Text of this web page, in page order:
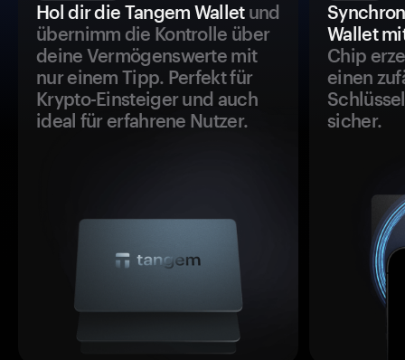
Hol dir die Tangem Walletund
übernimm die Kontrolle über
deine Vermögenswerte mit
nur einem Tipp. Perfekt für
Krypto-Einsteiger und auch
ideal für erfahrene Nutzer.
Wallet
Chip
einen
sicher.